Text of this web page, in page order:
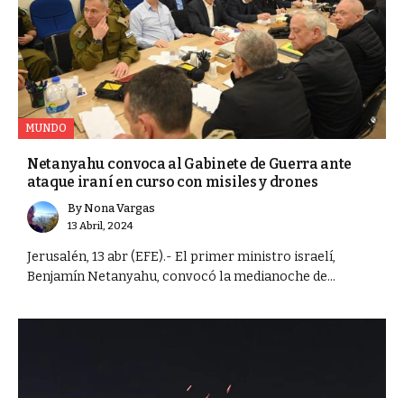
MUNDO
Netanyahu convoca al Gabinete de Guerra ante
ataque iraní en curso con misiles y drones
ByNona Vargas
13 Abril, 2024
Jerusalén, 13 abr (EFE).- El primer ministro israelí,
Benjamín Netanyahu, convocó la medianoche de...